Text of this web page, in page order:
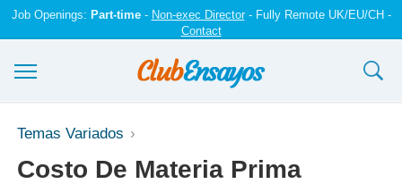
Job Openings: Part-time- Non-exec Director- Fully Remote UK/EU/CH -
Contact
Ensayos y trabajos
Registrarse
Temas Variados
Costo De Materia Prima